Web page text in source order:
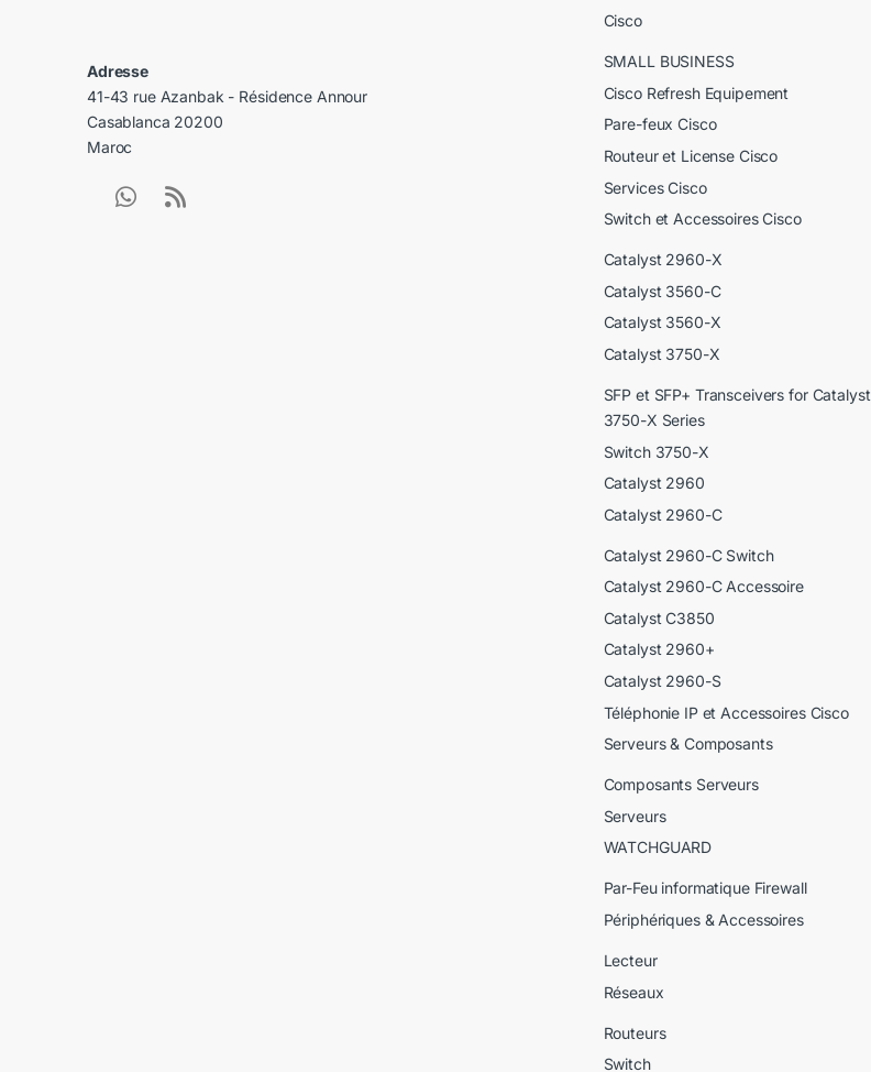
Adresse
41-43 rue Azanbak - Résidence Annour
Casablanca 20200
Maroc
Cisco
SMALL BUSINESS
Cisco Refresh Equipement
Pare-feux Cisco
Routeur et License Cisco
Services Cisco
Switch et Accessoires Cisco
Catalyst 2960-X
Catalyst 3560-C
Catalyst 3560-X
Catalyst 3750-X
SFP et SFP+ Transceivers for Catalyst
3750-X Series
Switch 3750-X
Catalyst 2960
Catalyst 2960-C
Catalyst 2960-C Switch
Catalyst 2960-C Accessoire
Catalyst C3850
Catalyst 2960+
Catalyst 2960-S
Téléphonie IP et Accessoires Cisco
Serveurs & Composants
Composants Serveurs
Serveurs
WATCHGUARD
Par-Feu informatique Firewall
Périphériques & Accessoires
Lecteur
Réseaux
Routeurs
Switch